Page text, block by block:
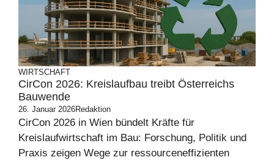
WIRTSCHAFT
CirCon 2026: Kreislaufbau treibt Österreichs
Bauwende
26. Januar 2026Redaktion
CirCon 2026 in Wien bündelt Kräfte für
Kreislaufwirtschaft im Bau: Forschung, Politik und
Praxis zeigen Wege zur ressourceneffizienten